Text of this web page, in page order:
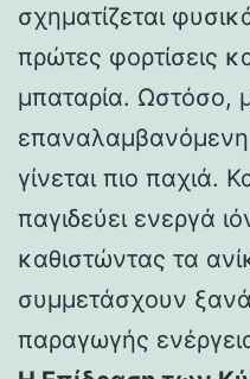
σχηματίζεται
πρώτες φορτίσεις
μπαταρία. Ωστόσο,
γίνεται πιο παχιά.
παγιδεύει ενεργά
καθιστώντας τα
συμμετάσχουν ξανά
παραγωγής